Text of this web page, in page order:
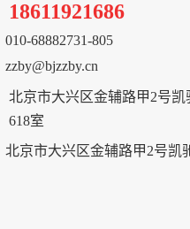
18611921686
010-68882731-805
zzby@bjzzby.cn
北京市大兴区金辅路甲2号凯
618室
北京市大兴区金辅路甲2号凯